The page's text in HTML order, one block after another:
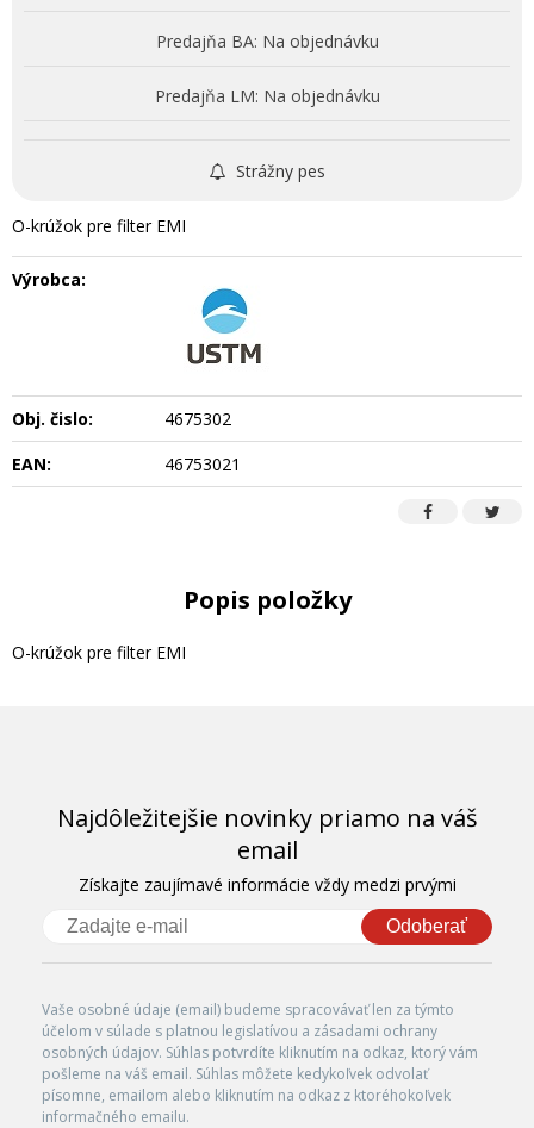
Predajňa BA: Na objednávku
Predajňa LM: Na objednávku
Strážny pes
O-krúžok pre filter EMI
Výrobca:
Obj. čislo:
4675302
EAN:
46753021
Popis položky
O-krúžok pre filter EMI
Najdôležitejšie novinky priamo na váš
email
Získajte zaujímavé informácie vždy medzi prvými
Odoberať
Vaše osobné údaje (email) budeme spracovávať len za týmto
účelom v súlade s platnou legislatívou a zásadami ochrany
osobných údajov. Súhlas potvrdíte kliknutím na odkaz, ktorý vám
pošleme na váš email. Súhlas môžete kedykoľvek odvolať
písomne, emailom alebo kliknutím na odkaz z ktoréhokoľvek
informačného emailu.